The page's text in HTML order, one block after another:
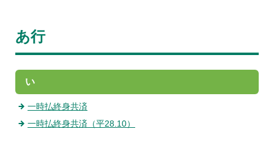
あ行
い
一時払終身共済
一時払終身共済（平28.10）